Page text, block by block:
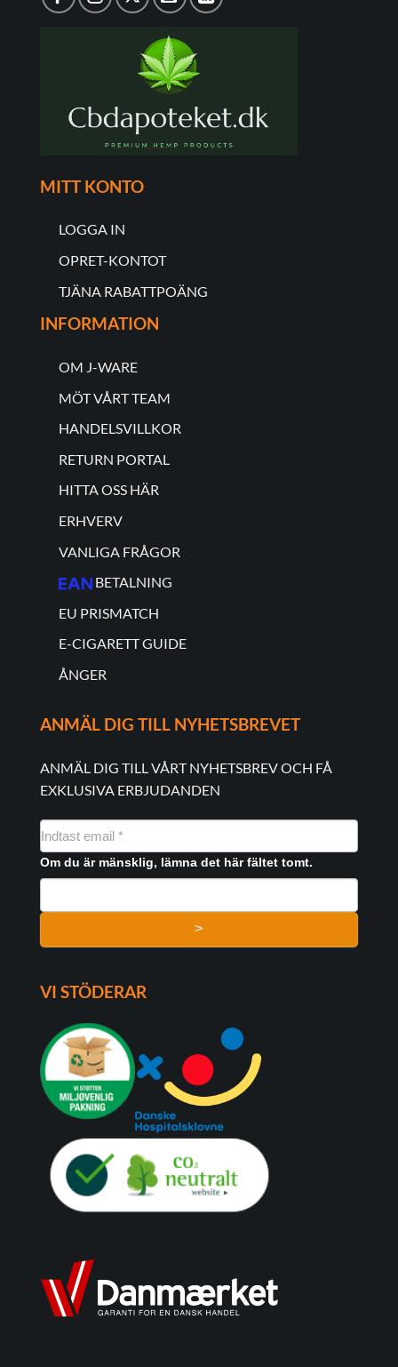
MITT KONTO
LOGGA IN
OPRET-KONTOT
TJÄNA RABATTPOÄNG
INFORMATION
OM J-WARE
MÖT VÅRT TEAM
HANDELSVILLKOR
RETURN PORTAL
HITTA OSS HÄR
ERHVERV
VANLIGA FRÅGOR
BETALNING
EU PRISMATCH
E-CIGARETT GUIDE
ÅNGER
ANMÄL DIG TILL NYHETSBREVET
ANMÄL DIG TILL VÅRT NYHETSBREV OCH FÅ
EXKLUSIVA ERBJUDANDEN
NYHEDSMAIL
FORMULAR
Om du är mänsklig, lämna det här fältet tomt.
>
VI STÖDERAR